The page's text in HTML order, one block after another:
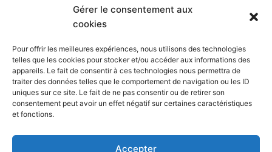
Gérer le consentement aux
cookies
Pour offrir les meilleures expériences, nous utilisons des technologies
telles que les cookies pour stocker et/ou accéder aux informations des
appareils. Le fait de consentir à ces technologies nous permettra de
traiter des données telles que le comportement de navigation ou les ID
uniques sur ce site. Le fait de ne pas consentir ou de retirer son
consentement peut avoir un effet négatif sur certaines caractéristiques
et fonctions.
Accepter
Mentions legales Politique de confidentialité